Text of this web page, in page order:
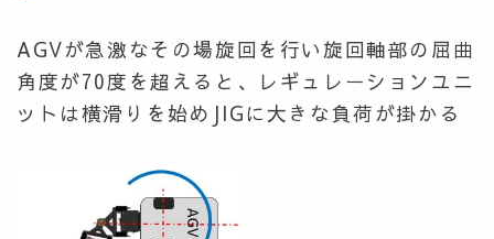
AGVが急激なその場旋回を行い旋回軸部の屈曲
角度が70度を超えると、レギュレーションユニ
ットは横滑りを始めJIGに大きな負荷が掛かる